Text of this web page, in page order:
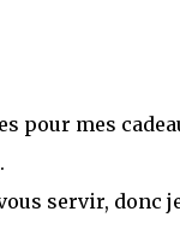
pour mes
servir, donc